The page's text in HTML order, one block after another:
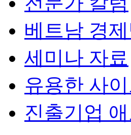
베트남 경
세미나 자료
유용한 사
진출기업